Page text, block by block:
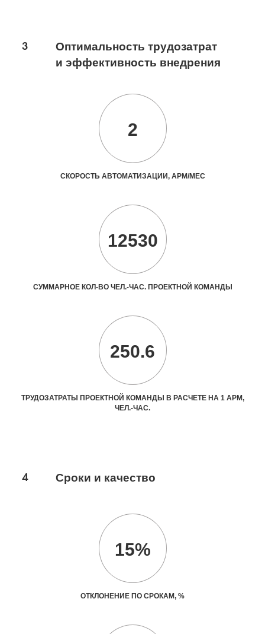
3
Оптимальность трудозатрат
и эффективность внедрения
2
СКОРОСТЬ АВТОМАТИЗАЦИИ, АРМ/МЕС
12530
СУММАРНОЕ КОЛ-ВО ЧЕЛ.-ЧАС. ПРОЕКТНОЙ КОМАНДЫ
250.6
ТРУДОЗАТРАТЫ ПРОЕКТНОЙ КОМАНДЫ В РАСЧЕТЕ НА 1 АРМ,
ЧЕЛ.-ЧАС.
4 Сроки и качество
15%
ОТКЛОНЕНИЕ ПО СРОКАМ, %